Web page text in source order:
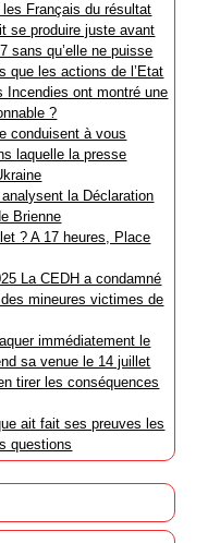
Français du résultat
se produire juste avant
sans qu’elle ne puisse
que les actions de l’Etat
Incendies ont montré une
?
conduisent à vous
laquelle la presse
la Déclaration
Brienne
? A 17 heures, Place
La CEDH a condamné
mineures victimes de
immédiatement le
sa venue le 14 juillet
tirer les conséquences
ait fait ses preuves les
questions